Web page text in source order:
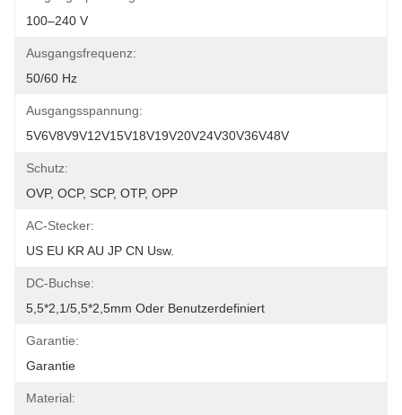
100–240 V
Ausgangsfrequenz:
50/60 Hz
Ausgangsspannung:
5V6V8V9V12V15V18V19V20V24V30V36V48V
Schutz:
OVP, OCP, SCP, OTP, OPP
AC-Stecker:
US EU KR AU JP CN Usw.
DC-Buchse:
5,5*2,1/5,5*2,5mm Oder Benutzerdefiniert
Garantie:
Garantie
Material: